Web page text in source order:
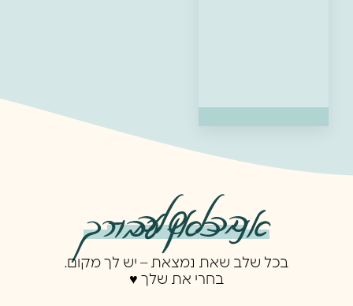
בכל שלב -
אני כאן עבורך
בכל שלב שאת נמצאת – יש לך מקום.
בחרי את שלך ♥️